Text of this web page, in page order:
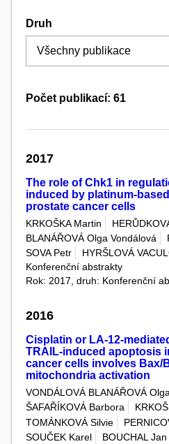
Druh
Počet publikací: 61
2017
The role of Chk1 in
induced by platinum-
prostate cancer cells
KRKOŠKA Martin
BLANÁŘOVÁ Olga Vondálová
SOVA Petr
HYRŠLOVÁ
Konferenční abstrakty
Rok: 2017, druh: Konferenční
2016
Cisplatin or LA-12-
TRAIL-induced apoptosis
cancer cells involves Bax/
mitochondria activation
VONDÁLOVÁ BLANÁŘOVÁ Olga
ŠAFAŘÍKOVÁ Barbora
TOMÁNKOVÁ Silvie
SOUČEK Karel
BOUCHAL Jan